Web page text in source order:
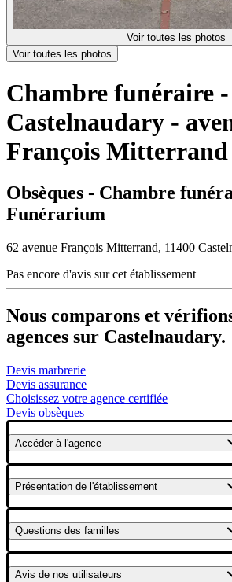
Voir toutes les photos
Voir toutes les photos
Chambre funéraire -
Castelnaudary -
François Mitterrand
Obsèques - Chambre
Funérarium
62 avenue François Mitterrand, 11400
Pas encore d'avis sur cet établissement
Nous comparons et
agences sur Castelnaudary.
Devis marbrerie
Devis assurance
Choisissez votre agence certifiée
Devis obsèques
Accéderà l'agence
Présentation de l'établissement
Questions des familles
Avis de nos utilisateurs